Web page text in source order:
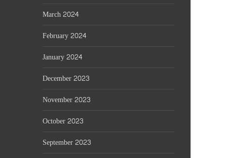
March 2024
February 2024
January 2024
December 2023
November 2023
October 2023
September 2023